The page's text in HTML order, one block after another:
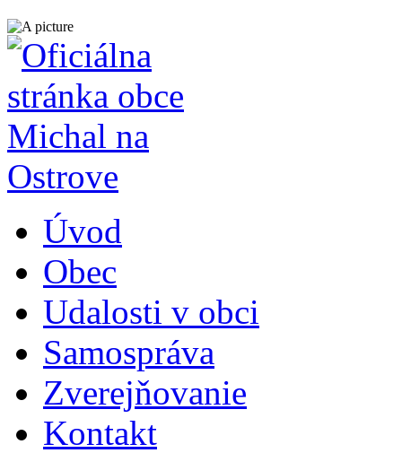
Úvod
Obec
Udalosti v obci
Samospráva
Zverejňovanie
Kontakt